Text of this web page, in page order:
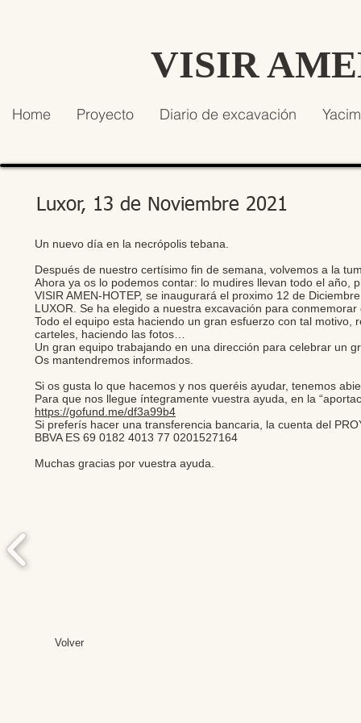
VISIR
Home Proyecto Diario de excavación
Luxor, 13 de Noviembre 2021
Un nuevo día en la necrópolis tebana.
Después de nuestro certísimo fin de semana, volvemos a la
Ahora ya os lo podemos contar: lo mudires llevan todo el año,
VISIR AMEN-HOTEP, se inaugurará el proximo 12 de
LUXOR. Se ha elegido a nuestra excavación para
Todo el equipo esta haciendo un gran esfuerzo con tal
carteles, haciendo las fotos…
Un gran equipo trabajando en una dirección para celebrar un
Os mantendremos informados.
Si os gusta lo que hacemos y nos queréis ayudar, tenemos
Para que nos llegue íntegramente vuestra ayuda, en la
https://gofund.me/df3a99b4
Si preferís hacer una transferencia bancaria, la cuenta del
BBVA ES 69 0182 4013 77 0201527164
Muchas gracias por vuestra ayuda.
Volver